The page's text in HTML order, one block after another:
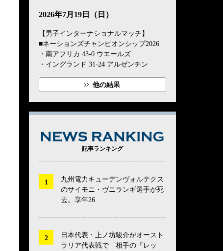
2026年7月19日（日）
【男子インターナショナルマッチ】
■ネーションズチャンピオンシップ2026
・南アフリカ 43-0 ウエールズ
・イングランド 31-24 アルゼンチン
他の結果
記事ランキング
九州電力キューデンヴォルテクス
のサイモニ・ヴニランギ選手が死
去。享年26
日本代表・上ノ坊駿介がオースト
ラリア代表戦で「相手の『レッ